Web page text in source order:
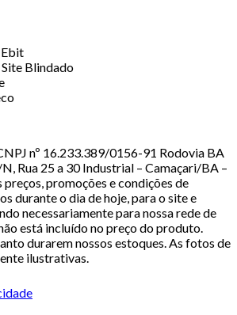
nº 16.233.389/0156-91 Rodovia BA
Rua 25 a 30 Industrial – Camaçari/BA –
promoções e condições de
durante o dia de hoje, para o site e
necessariamente para nossa rede de
está incluído no preço do produto.
durarem nossos estoques. As fotos de
ilustrativas.